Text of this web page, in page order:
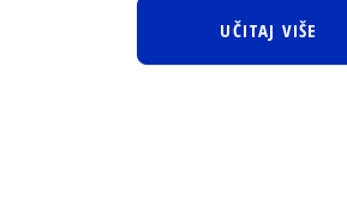
UČITAJ VIŠE